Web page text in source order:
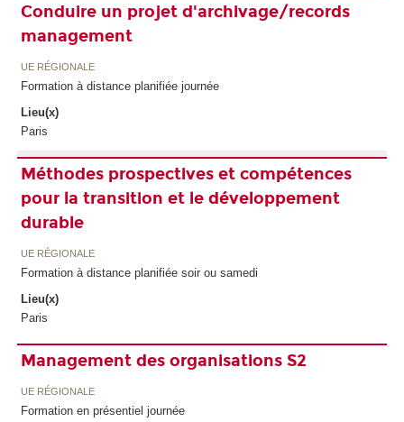
Conduire un projet d'archivage/records
management
UE RÉGIONALE
Formation à distance planifiée journée
Lieu(x)
Paris
Méthodes prospectives et compétences
pour la transition et le développement
durable
UE RÉGIONALE
Formation à distance planifiée soir ou samedi
Lieu(x)
Paris
Management des organisations S2
UE RÉGIONALE
Formation en présentiel journée